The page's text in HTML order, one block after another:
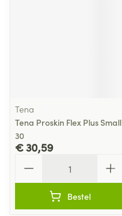
Tena
Tena Proskin Flex Plus Small
30
€ 30,59
Bestel